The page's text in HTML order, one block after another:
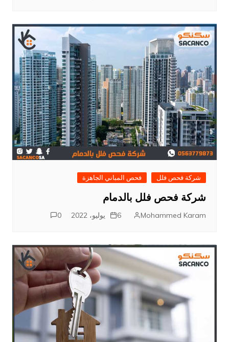
شركة فحص فلل فحص المباني الجاهزة
شركة فحص فلل بالدمام
Mohammed Karam 6 يوليو، 2022 0